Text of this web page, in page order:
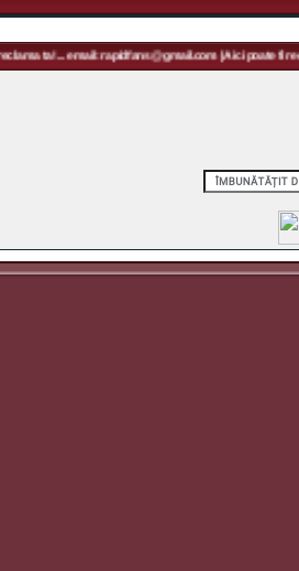
ta! ... email: rapidfans@gmail.com | Aici poate fi